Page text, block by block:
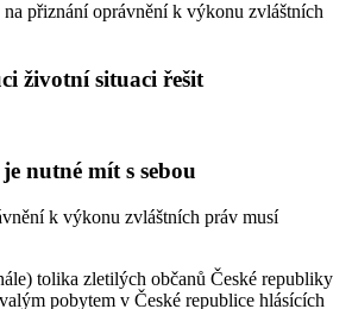
přiznání oprávnění k výkonu zvláštních
životní situaci řešit
nutné mít s sebou
k výkonu zvláštních práv musí
tolika zletilých občanů České republiky
pobytem v České republice hlásících